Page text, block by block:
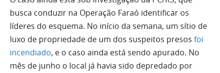
busca conduzir na Operação Faraó identificar os
líderes do esquema. No início da semana, um sítio de
luxo de propriedade de um dos suspeitos presos foi
incendiado, e o caso ainda está sendo apurado. No
mês de junho o local já havia sido depredado por